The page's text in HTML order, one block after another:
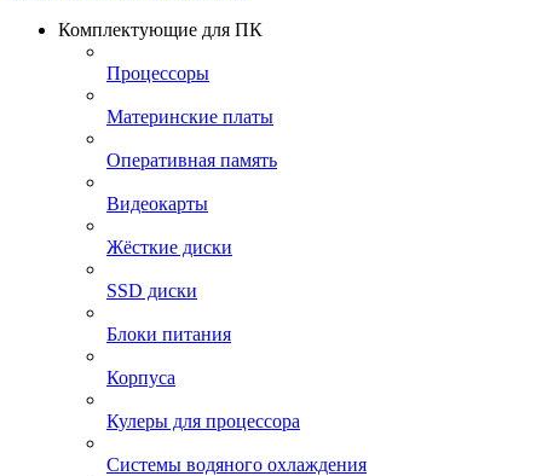
Комплектующие для ПК
Процессоры
Материнские платы
Оперативная память
Видеокарты
Жёсткие диски
SSD диски
Блоки питания
Корпуса
Кулеры для процессора
Системы водяного охлаждения